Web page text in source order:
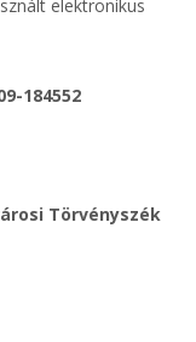
elektronikus
184552
Törvényszék